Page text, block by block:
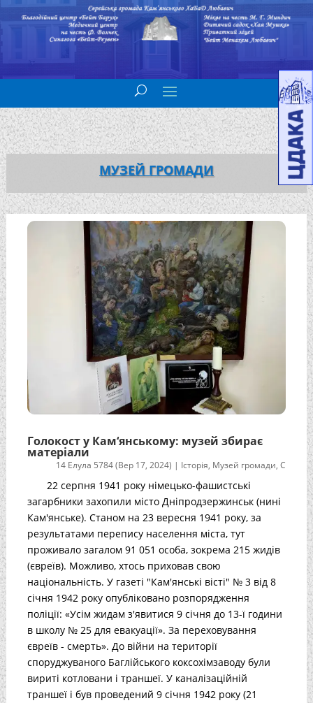
МУЗЕЙ ГРОМАДИ
Голокост у Кам‘янському: музей збирає
матеріали
14 Елула 5784 (Вер 17, 2024) | Історія, Музей громади,С
22 серпня 1941 року німецько-фашистські
загарбники захопили місто Дніпродзержинськ (нині
Кам'янське). Станом на 23 вересня 1941 року, за
результатами перепису населення міста, тут
проживало загалом 91 051 особа, зокрема 215 жидів
(євреїв). Можливо, хтось приховав свою
національність. У газеті "Кам'янські вісті" № 3 від 8
січня 1942 року опубліковано розпорядження
поліції: «Усім жидам з'явитися 9 січня до 13-ї години
в школу № 25 для евакуації». За переховування
євреїв - смерть». До війни на території
споруджуваного Баглійського коксохімзаводу були
вириті котловани і траншеї. У каналізаційній
траншеї і був проведений 9 січня 1942 року (21